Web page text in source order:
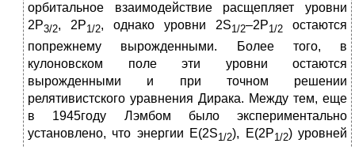
орбитальное взаимодействие расщепляет уровни
2P3/2, 2P1/2, однако уровни 2S1/2–2P1/2 остаются
попрежнему вырожденными. Более того, в
кулоновском поле эти уровни остаются
вырожденными и при точном решении
релятивистского уравнения Дирака. Между тем, еще
в 1945году Лэмбом было экспериментально
установлено, что энергии E(2S1/2), E(2P1/2) уровней